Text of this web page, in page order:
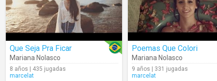
Que Seja Pra Ficar
Mariana Nolasco
8 años | 435 jugadas
marcelat
Poemas Que Colori
Mariana Nolasco
9 años | 331 jugadas
marcelat